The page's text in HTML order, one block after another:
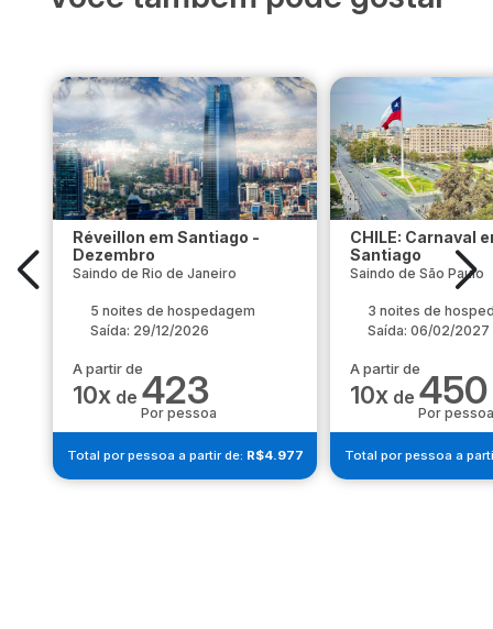
Réveillon em Santiago -
Dezembro
Saindo de Rio de Janeiro
5 noites de hospedagem
Saída: 29/12/2026
A partir de
10x de 423
Por pessoa
Total por pessoa a partir de: R$4.977
CHILE: Carnaval
Santiago
Saindo de São Paulo
3 noites de
Saída: 06/02/2027
A partir de
10x de 450
Por pessoa
Total por pessoa a